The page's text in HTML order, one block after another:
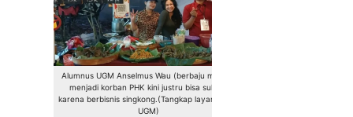
Alumnus UGM Anselmus Wau (berbaju merah)
menjadi korban PHK kini justru bisa sukses
karena berbisnis singkong.(Tangkap layar laman
UGM)